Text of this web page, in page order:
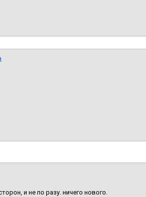
и не по разу. ничего нового.